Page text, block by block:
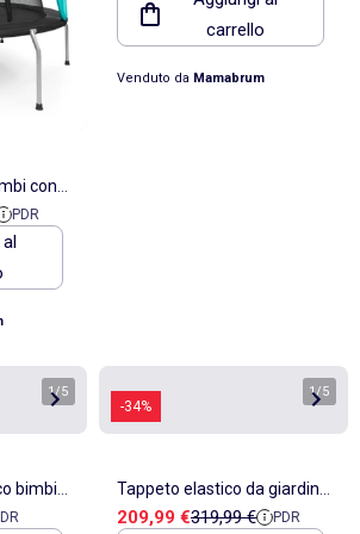
con
PDR
bambini 3-6 anni
HyperMotioncarrello
Venduto da Mamabrum
1/5
bimbi
-34%
1/5
Tappeto elastico da giardino
con rete 366cm HyperMotion
Prezzo di vendita
209,99 €Prezzo di riferimento
319,99 € PDR